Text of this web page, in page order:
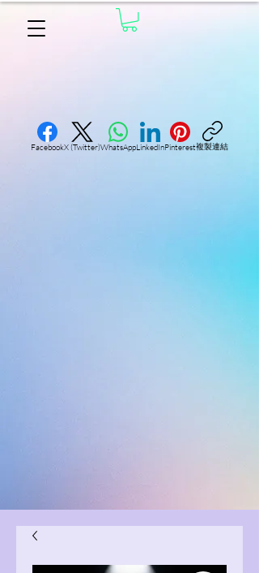
FacebookX (Twitter)WhatsAppLinkedInPinterest複製連結